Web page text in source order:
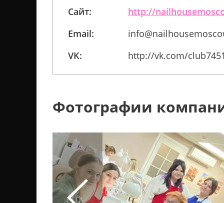
Сайт:
http://
Email:
VK:
http://vk.com/
Фотографии